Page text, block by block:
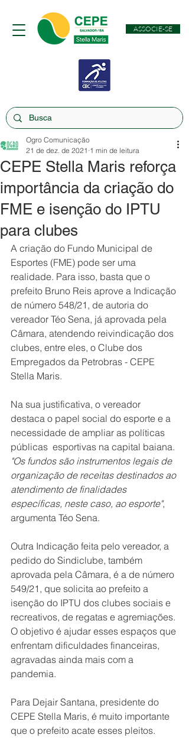
ASSOCIE-SE
CEPE Stella Maris reforça
importância da criação do
FME e isenção do IPTU
para clubes
Ogro Comunicação
21 de dez. de 2021 1 min de leitura
A criação do Fundo Municipal de
Esportes (FME) pode ser uma
realidade. Para isso, basta que o
prefeito Bruno Reis aprove a Indicação
de número 548/21, de autoria do
vereador Téo Sena, já aprovada pela
Câmara, atendendo reivindicação dos
clubes, entre eles, o Clube dos
Empregados da Petrobras - CEPE
Stella Maris.
Na sua justificativa, o vereador
destaca o papel social do esporte e a
necessidade de ampliar as políticas
públicas  esportivas na capital baiana.
"Os fundos são instrumentos legais de
organização de receitas destinados ao
atendimento de finalidades
específicas, neste caso, ao esporte",
argumenta Téo Sena.
Outra Indicação feita pelo vereador, a
pedido do Sindiclube, também
aprovada pela Câmara, é a de número
549/21, que solicita ao prefeito a
isenção do IPTU dos clubes sociais e
recreativos, de regatas e agremiações.
O objetivo é ajudar esses espaços que
enfrentam dificuldades financeiras,
agravadas ainda mais com a
pandemia.
Para Dejair Santana, presidente do
CEPE Stella Maris, é muito importante
que o prefeito acate esses pleitos.